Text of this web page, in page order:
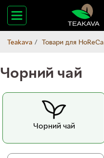
Teakava Товари для HoReCa
Чорний чай
Чорний чай